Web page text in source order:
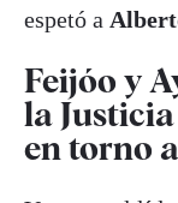
espetó a
Feijóo y
la
en torno